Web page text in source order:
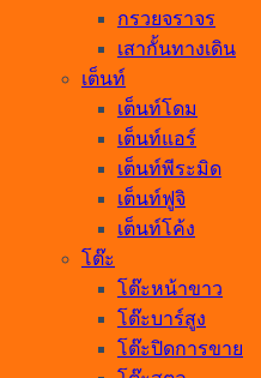
กรวยจราจร
เสากั้นทางเดิน
เต็นท์
เต็นท์โดม
เต็นท์แอร์
เต็นท์พีระมิด
เต็นท์ฟูจิ
เต็นท์โค้ง
โต๊ะ
โต๊ะหน้าขาว
โต๊ะบาร์สูง
โต๊ะปิดการขาย